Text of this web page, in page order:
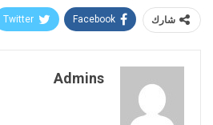
شارك Facebook
Twitter
Admins